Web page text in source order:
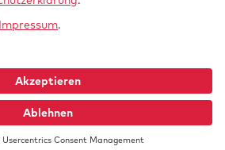
Datenschutz
Impressum